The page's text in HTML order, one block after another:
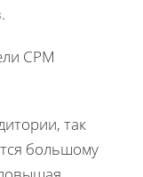
CPM
так
большому